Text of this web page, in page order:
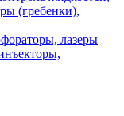
(гребенки),
лазеры